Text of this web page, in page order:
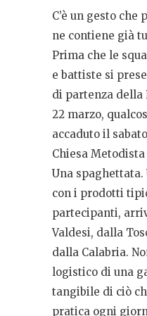
C’è un gesto che
ne contiene già
Prima che le
e battiste si
di partenza della
22 marzo,
accaduto il
Chiesa Metodista
Una
con i prodotti
partecipanti,
Valdesi, dalla
dalla Calabria.
logistico di una
tangibile di ciò
pratica ogni